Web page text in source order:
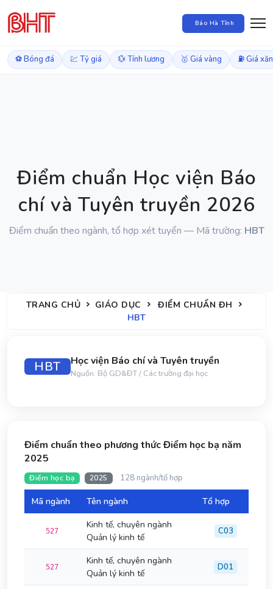
Báo Hà Tĩnh
⚽ Bóng đá 💹 Tỷ giá 💱 Tính lương 🥇 Giá vàng ⛽ Giá
Điểm chuẩn Học viện Báo
chí và Tuyên truyền 2026
Điểm chuẩn theo ngành, tổ hợp xét tuyển — Mã trường: HBT
TRANG CHỦ GIÁO DỤC
ĐIỂM CHUẨN ĐH
HBT
HBT Học viện Báo chí và Tuyên truyền
Nguồn: Bộ GD&ĐT / Các trường đại học
Điểm chuẩn theo phương thức Điểm học bạ năm
2025
Điểm học bạ 2025 128 ngành/tổ hợp
Mã ngành Tên ngành Tổ hợp
527
Kinh tế, chuyên ngành
Quản lý kinh tế
C03
527
Kinh tế, chuyên ngành
Quản lý kinh tế
D01